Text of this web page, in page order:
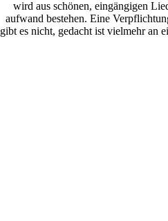
wird aus schönen, eingängigen
aufwand bestehen. Eine
gibt es nicht, gedacht ist vielmehr an